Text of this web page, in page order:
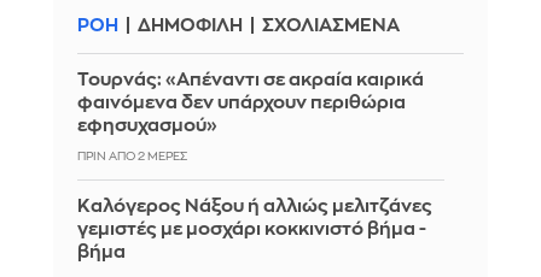
ΡΟΗ ΔΗΜΟΦΙΛΗ ΣΧΟΛΙΑΣΜΕΝΑ
Τουρνάς: «Απέναντι σε ακραία καιρικά
φαινόμενα δεν υπάρχουν περιθώρια
εφησυχασμού»
ΠΡΙΝ ΑΠΌ 2 ΜΈΡΕΣ
Καλόγερος Νάξου ή αλλιώς μελιτζάνες
γεμιστές με μοσχάρι κοκκινιστό βήμα -
βήμα